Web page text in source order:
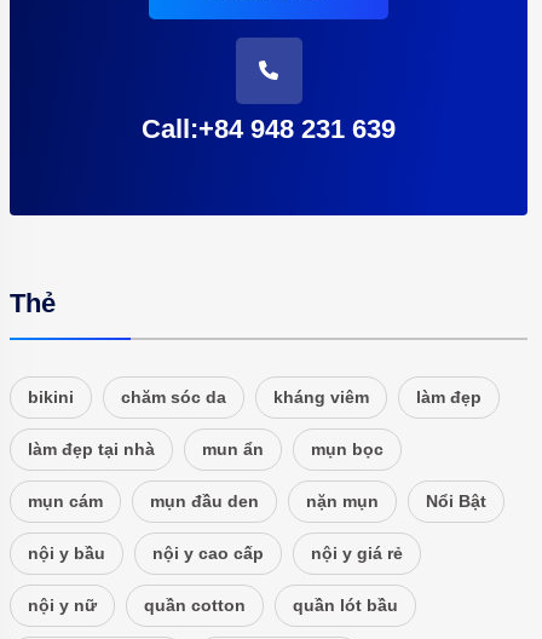
Call:+84 948 231 639
Thẻ
bikini chăm sóc da kháng viêm làm đẹp
làm đẹp tại nhà mun ẩn mụn bọc
mụn cám mụn đầu den nặn mụn Nổi Bật
nội y bầu nội y cao cấp nội y giá rẻ
nội y nữ quần cotton quần lót bầu